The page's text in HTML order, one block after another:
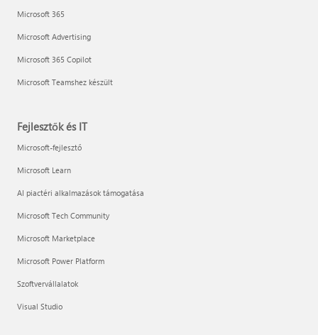
Microsoft 365
Microsoft Advertising
Microsoft 365 Copilot
Microsoft Teamshez készült
Fejlesztők és IT
Microsoft-fejlesztő
Microsoft Learn
AI piactéri alkalmazások támogatása
Microsoft Tech Community
Microsoft Marketplace
Microsoft Power Platform
Szoftvervállalatok
Visual Studio